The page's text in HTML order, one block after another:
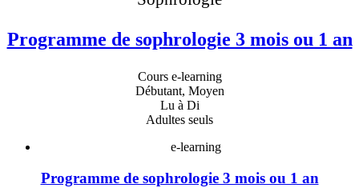
Programme de sophrologie 3 mois ou 1 an
Cours e-learning
Débutant, Moyen
Lu à Di
Adultes seuls
e-learning
Programme de sophrologie 3 mois ou 1 an